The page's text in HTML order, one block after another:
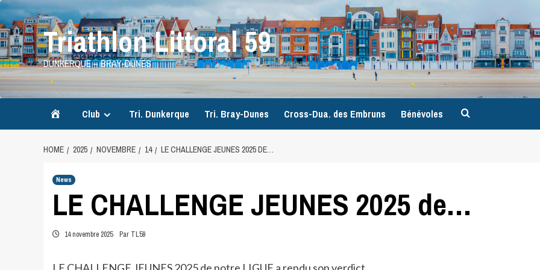
Skip
to
content
Triathlon Littoral 59
DUNKERQUE – BRAY-DUNES
Accueil
Club Tri. Dunkerque Tri. Bray-Dunes Cross-Dua. des Embruns Bénévoles
HOME 2025 NOVEMBRE 14 LE CHALLENGE JEUNES 2025 DE…
News
LE CHALLENGE JEUNES 2025 de…
14 novembre 2025 Par TL59